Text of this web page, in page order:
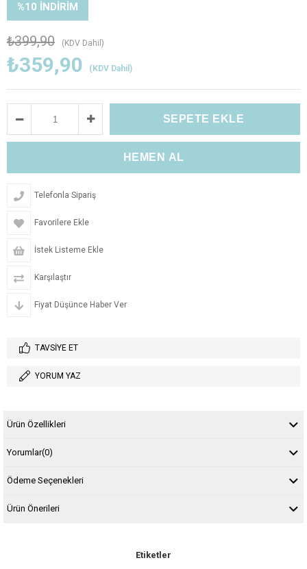
%10 İNDIRIM
₺399,90 (KDV Dahil)
₺359,90 (KDV Dahil)
Telefonla Sipariş
Favorilere Ekle
İstek Listeme Ekle
Karşılaştır
Fiyat Düşünce Haber Ver
TAVSIYE ET
YORUM YAZ
Ürün Özellikleri
Yorumlar(0)
Ödeme Seçenekleri
Ürün Önerileri
Etiketler